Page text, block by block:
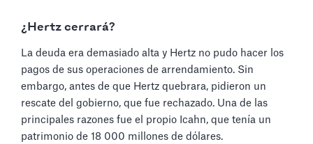
¿Hertz cerrará?
La deuda era demasiado alta y Hertz no pudo hacer los
pagos de sus operaciones de arrendamiento. Sin
embargo, antes de que Hertz quebrara, pidieron un
rescate del gobierno, que fue rechazado. Una de las
principales razones fue el propio Icahn, que tenía un
patrimonio de 18 000 millones de dólares.